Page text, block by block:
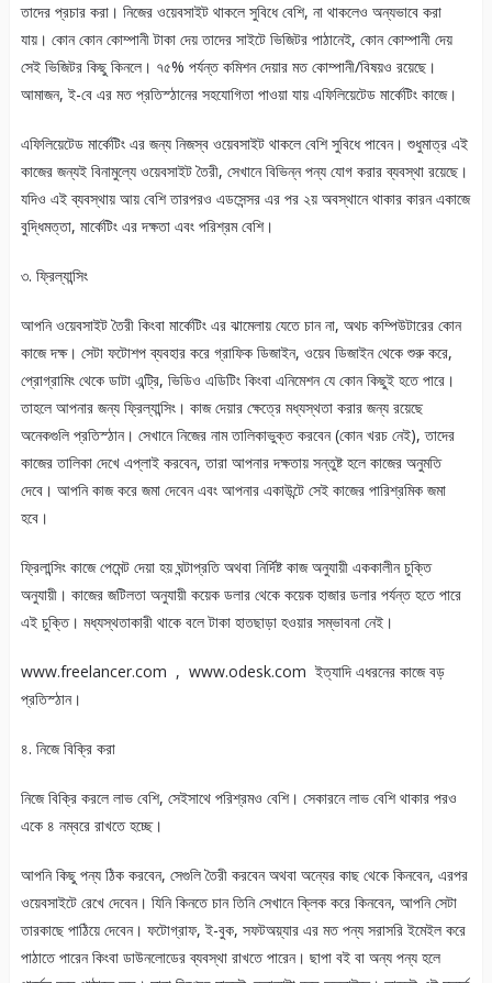
তাদের প্রচার করা। নিজের ওয়েবসাইট থাকলে সুবিধে বেশি, না থাকলেও অন্যভাবে করা
যায়। কোন কোন কোম্পানী টাকা দেয় তাদের সাইটে ভিজিটর পাঠানেই, কোন কোম্পানী দেয়
সেই ভিজিটর কিছু কিনলে। ৭৫% পর্যন্ত কমিশন দেয়ার মত কোম্পানী/বিষয়ও রয়েছে।
আমাজন, ই-বে এর মত প্রতিস্ঠানের সহযোগিতা পাওয়া যায় এফিলিয়েটেড মার্কেটিং কাজে।
এফিলিয়েটেড মার্কেটিং এর জন্য নিজস্ব ওয়েবসাইট থাকলে বেশি সুবিধে পাবেন। শুধুমাত্র এই
কাজের জন্যই বিনামুল্যে ওয়েবসাইট তৈরী, সেখানে বিভিন্ন পন্য যোগ করার ব্যবস্থা রয়েছে।
যদিও এই ব্যবস্থায় আয় বেশি তারপরও এডসেন্সর এর পর ২য় অবস্থানে থাকার কারন একাজে
বুদ্ধিমত্তা, মার্কেটিং এর দক্ষতা এবং পরিশ্রম বেশি।
৩. ফ্রিল্যান্সিং
আপনি ওয়েবসাইট তৈরী কিংবা মার্কেটিং এর ঝামেলায় যেতে চান না, অথচ কম্পিউটারের কোন
কাজে দক্ষ। সেটা ফটোশপ ব্যবহার করে গ্রাফিক ডিজাইন, ওয়েব ডিজাইন থেকে শুরু করে,
প্রোগ্রামিং থেকে ডাটা এন্ট্রি, ভিডিও এডিটিং কিংবা এনিমেশন যে কোন কিছুই হতে পারে।
তাহলে আপনার জন্য ফ্রিল্যান্সিং। কাজ দেয়ার ক্ষেত্রে মধ্যস্থতা করার জন্য রয়েছে
অনেকগুলি প্রতিস্ঠান। সেখানে নিজের নাম তালিকাভুক্ত করবেন (কোন খরচ নেই), তাদের
কাজের তালিকা দেখে এপ্লাই করবেন, তারা আপনার দক্ষতায় সন্তুষ্ট হলে কাজের অনুমতি
দেবে। আপনি কাজ করে জমা দেবেন এবং আপনার একাউন্টে সেই কাজের পারিশ্রমিক জমা
হবে।
ফ্রিলান্সিং কাজে পেমেন্ট দেয়া হয় ঘন্টাপ্রতি অথবা নির্দিষ্ট কাজ অনুযায়ী এককালীন চুক্তি
অনুযায়ী। কাজের জটিলতা অনুযায়ী কয়েক ডলার থেকে কয়েক হাজার ডলার পর্যন্ত হতে পারে
এই চুক্তি। মধ্যস্থতাকারী থাকে বলে টাকা হাতছাড়া হওয়ার সম্ভাবনা নেই।
www.freelancer.com , www.odesk.com ইত্যাদি এধরনের কাজে বড়
প্রতিস্ঠান।
৪. নিজে বিক্রি করা
নিজে বিক্রি করলে লাভ বেশি, সেইসাথে পরিশ্রমও বেশি। সেকারনে লাভ বেশি থাকার পরও
একে ৪ নম্বরে রাখতে হচ্ছে।
আপনি কিছু পন্য ঠিক করবেন, সেগুলি তৈরী করবেন অথবা অন্যের কাছ থেকে কিনবেন, এরপর
ওয়েবসাইটে রেখে দেবেন। যিনি কিনতে চান তিনি সেখানে ক্লিক করে কিনবেন, আপনি সেটা
তারকাছে পাঠিয়ে দেবেন। ফটোগ্রাফ, ই-বুক, সফটঅয়্যার এর মত পন্য সরাসরি ইমেইল করে
পাঠাতে পারেন কিংবা ডাউনলোডের ব্যবস্থা রাখতে পারেন। ছাপা বই বা অন্য পন্য হলে